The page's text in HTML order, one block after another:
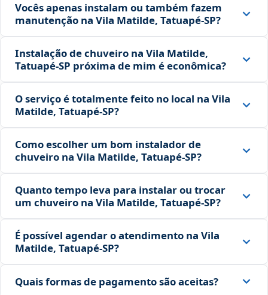
Vocês apenas instalam ou também fazem
manutenção na Vila Matilde, Tatuapé‑SP?
Instalação de chuveiro na Vila Matilde,
Tatuapé‑SP próxima de mim é econômica?
O serviço é totalmente feito no local na Vila
Matilde, Tatuapé‑SP?
Como escolher um bom instalador de
chuveiro na Vila Matilde, Tatuapé‑SP?
Quanto tempo leva para instalar ou trocar
um chuveiro na Vila Matilde, Tatuapé‑SP?
É possível agendar o atendimento na Vila
Matilde, Tatuapé‑SP?
Quais formas de pagamento são aceitas?